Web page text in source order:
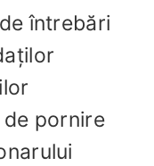
întrebări
de pornire